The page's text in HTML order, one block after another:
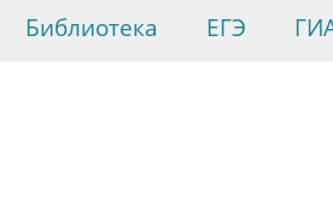
Библиотека ЕГЭ